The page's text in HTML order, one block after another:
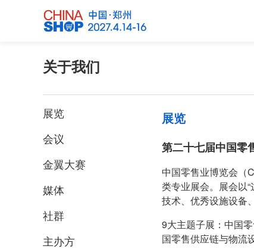
关于我们
展览
会议
金翼大赛
媒体
社群
主办方
展览
第二十七届中国零
中国零售业博览会（
类专业展会。展会以
技术、优秀设施设备
9大主题子展：中国
国零售供应链与物流